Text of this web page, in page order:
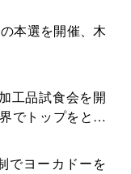
本選を開催、木
工品試食会を開
でトップをとれ
拡大を」
でヨーカドーを